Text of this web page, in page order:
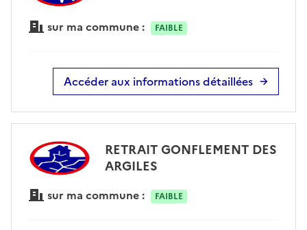
sur ma commune : FAIBLE
Accéder aux informations détaillées
RETRAIT GONFLEMENT DES
ARGILES
sur ma commune : FAIBLE